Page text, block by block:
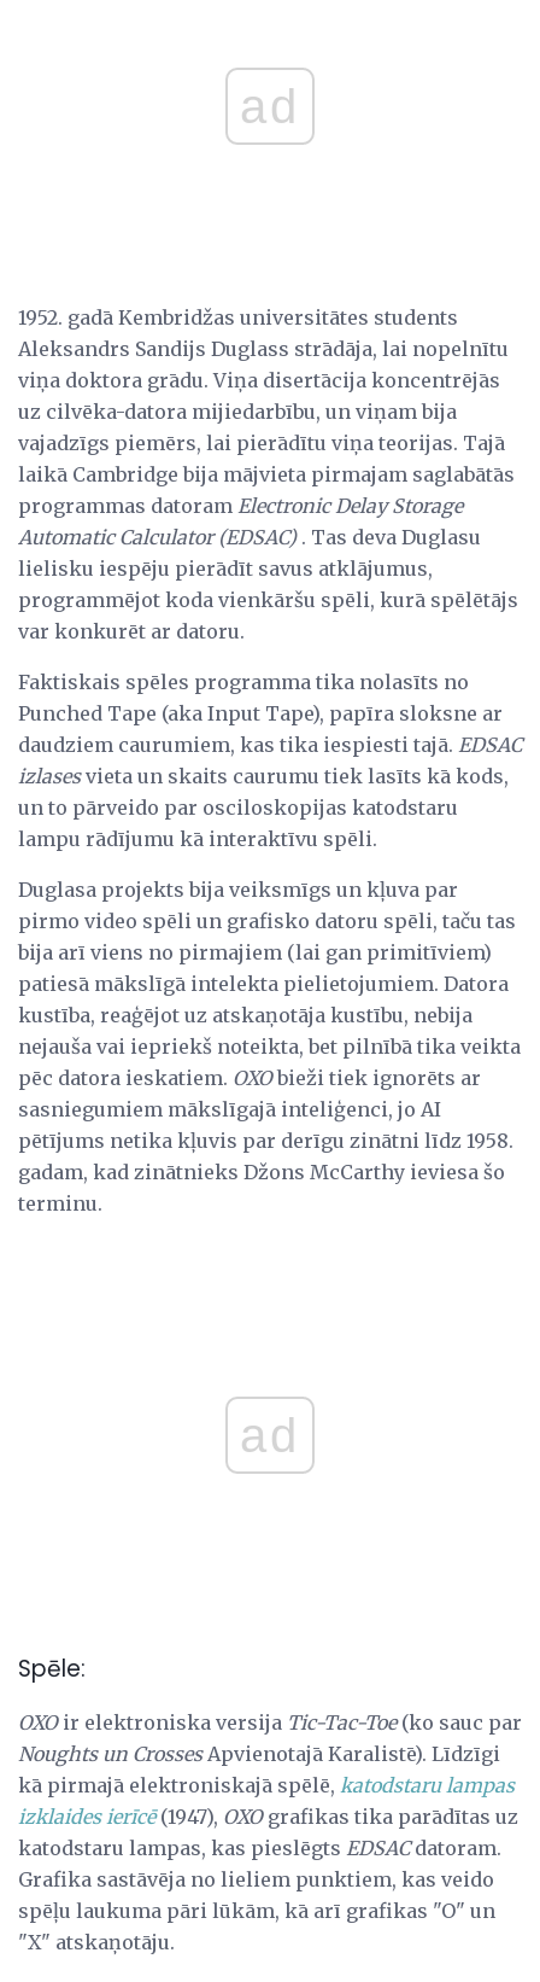
ad
1952. gadā Kembridžas universitātes students
Aleksandrs Sandijs Duglass strādāja, lai nopelnītu
viņa doktora grādu. Viņa disertācija koncentrējās
uz cilvēka-datora mijiedarbību, un viņam bija
vajadzīgs piemērs, lai pierādītu viņa teorijas. Tajā
laikā Cambridge bija mājvieta pirmajam saglabātās
programmas datoram Electronic Delay Storage
Automatic Calculator (EDSAC). Tas deva Duglasu
lielisku iespēju pierādīt savus atklājumus,
programmējot koda vienkāršu spēli, kurā spēlētājs
var konkurēt ar datoru.
Faktiskais spēles programma tika nolasīts no
Punched Tape (aka Input Tape), papīra sloksne ar
daudziem caurumiem, kas tika iespiesti tajā. EDSAC
izlasesvieta un skaits caurumu tiek lasīts kā kods,
un to pārveido par osciloskopijas katodstaru
lampu rādījumu kā interaktīvu spēli.
Duglasa projekts bija veiksmīgs un kļuva par
pirmo video spēli un grafisko datoru spēli, taču tas
bija arī viens no pirmajiem (lai gan primitīviem)
patiesā mākslīgā intelekta pielietojumiem. Datora
kustība, reaģējot uz atskaņotāja kustību, nebija
nejauša vai iepriekš noteikta, bet pilnībā tika veikta
pēc datora ieskatiem. OXObieži tiek ignorēts ar
sasniegumiem mākslīgajā inteliģenci, jo AI
pētījums netika kļuvis par derīgu zinātni līdz 1958.
gadam, kad zinātnieks Džons McCarthy ieviesa šo
terminu.
ad
Spēle:
OXOir elektroniska versija Tic-Tac-Toe(ko sauc par
Noughts un CrossesApvienotajā Karalistē). Līdzīgi
kā pirmajā elektroniskajā spēlē, katodstaru lampas
izklaides ierīcē(1947), OXOgrafikas tika parādītas uz
katodstaru lampas, kas pieslēgts EDSACdatoram.
Grafika sastāvēja no lieliem punktiem, kas veido
spēļu laukuma pāri lūkām, kā arī grafikas "O" un
"X" atskaņotāju.